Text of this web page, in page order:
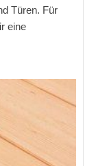
Türen. Für
eine